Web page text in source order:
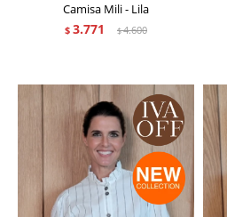
Camisa Mili - Lila
$ 3.771 $4.600